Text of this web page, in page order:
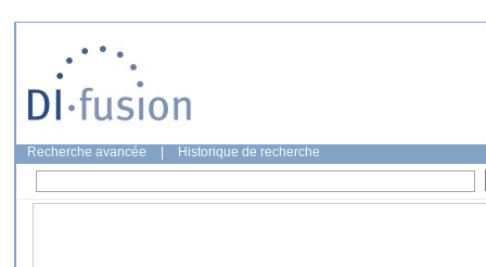
Recherche avancée Historique de recherche